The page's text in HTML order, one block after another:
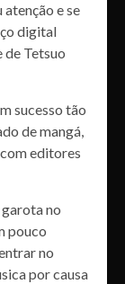
atenção e se
digital
de Tetsuo
sucesso tão
de mangá,
editores
no
pouco
no
por causa